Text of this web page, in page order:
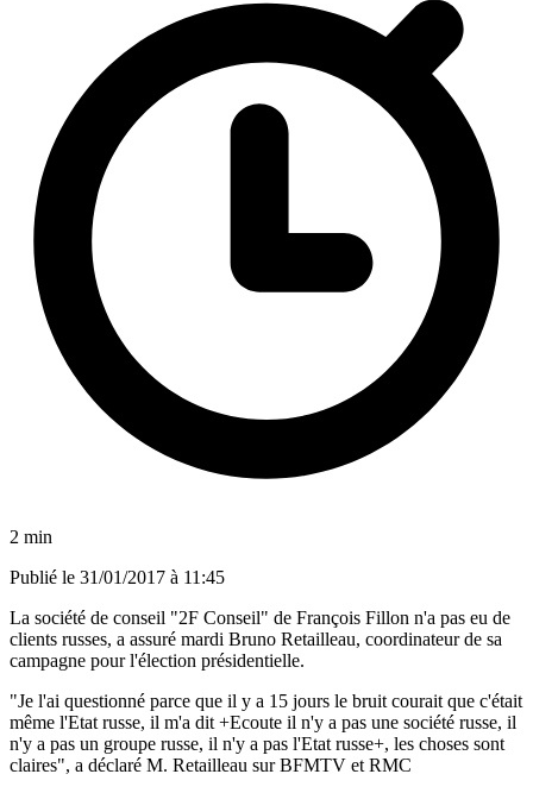
2 min
Publié le 31/01/2017 à 11:45
La société de conseil "2F Conseil" de François Fillon n'a pas eu de
clients russes, a assuré mardi Bruno Retailleau, coordinateur de sa
campagne pour l'élection présidentielle.
"Je l'ai questionné parce que il y a 15 jours le bruit courait que c'était
même l'Etat russe, il m'a dit +Ecoute il n'y a pas une société russe, il
n'y a pas un groupe russe, il n'y a pas l'Etat russe+, les choses sont
claires", a déclaré M. Retailleau sur BFMTV et RMC